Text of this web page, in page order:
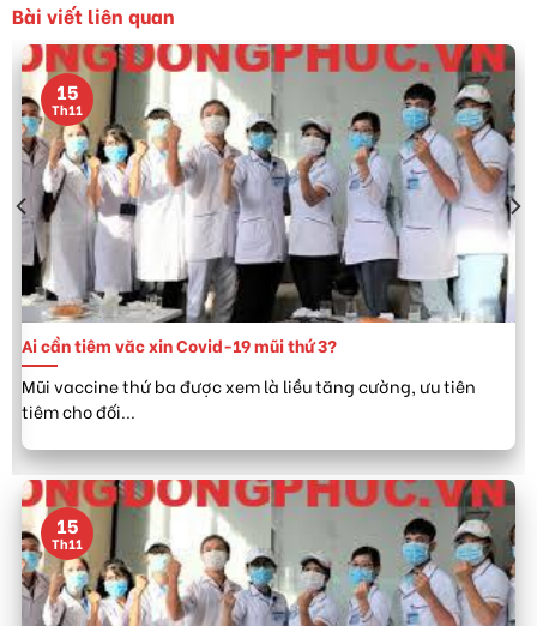
Bài viết liên quan
Ai cần tiêm văc xin Covid-19 mũi thứ 3?
Mũi vaccine thứ ba được xem là liều tăng cường, ưu tiên
tiêm cho đối...
15
Th11
15
Th11